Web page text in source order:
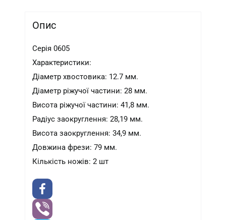
Опис
Серія 0605
Характеристики:
Діаметр хвостовика: 12.7 мм.
Діаметр ріжучої частини: 28 мм.
Висота ріжучої частини: 41,8 мм.
Радіус заокруглення: 28,19 мм.
Висота заокруглення: 34,9 мм.
Довжина фрези: 79 мм.
Кількість ножів: 2 шт